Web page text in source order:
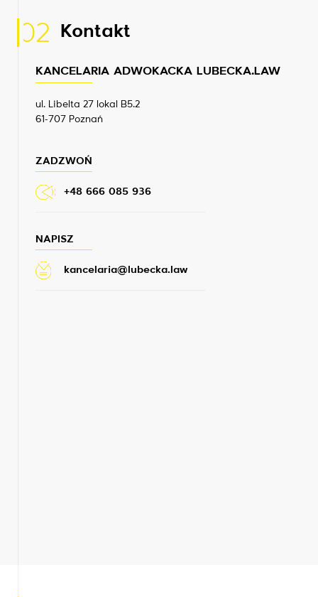
02 Kontakt
KANCELARIA ADWOKACKA LUBECKA.LAW
ul. Libelta 27 lokal B5.2
61-707 Poznań
ZADZWOŃ
+48 666 085 936
NAPISZ
kancelaria@lubecka.law